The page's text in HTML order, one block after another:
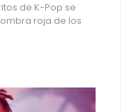
de K-Pop se
roja de los